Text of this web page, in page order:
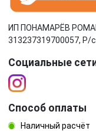
ИП ПОНАМАРЁВ
313237319700057, Р/
Социальные
Способ оплаты
Наличный расчёт